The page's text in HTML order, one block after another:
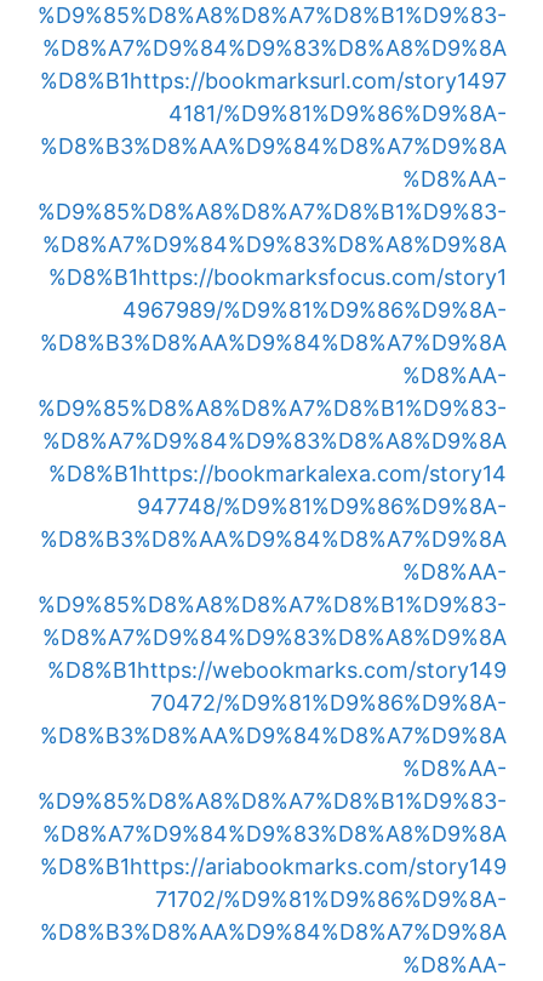
%D9%85%D8%A8%D8%A7%D8%B1%D9%83-
%D8%A7%D9%84%D9%83%D8%A8%D9%8A
%D8%B1https://bookmarksurl.com/story1497
4181/%D9%81%D9%86%D9%8A-
%D8%B3%D8%AA%D9%84%D8%A7%D9%8A
%D8%AA-
%D9%85%D8%A8%D8%A7%D8%B1%D9%83-
%D8%A7%D9%84%D9%83%D8%A8%D9%8A
%D8%B1https://bookmarksfocus.com/story1
4967989/%D9%81%D9%86%D9%8A-
%D8%B3%D8%AA%D9%84%D8%A7%D9%8A
%D8%AA-
%D9%85%D8%A8%D8%A7%D8%B1%D9%83-
%D8%A7%D9%84%D9%83%D8%A8%D9%8A
%D8%B1https://bookmarkalexa.com/story14
947748/%D9%81%D9%86%D9%8A-
%D8%B3%D8%AA%D9%84%D8%A7%D9%8A
%D8%AA-
%D9%85%D8%A8%D8%A7%D8%B1%D9%83-
%D8%A7%D9%84%D9%83%D8%A8%D9%8A
%D8%B1https://webookmarks.com/story149
70472/%D9%81%D9%86%D9%8A-
%D8%B3%D8%AA%D9%84%D8%A7%D9%8A
%D8%AA-
%D9%85%D8%A8%D8%A7%D8%B1%D9%83-
%D8%A7%D9%84%D9%83%D8%A8%D9%8A
%D8%B1https://ariabookmarks.com/story149
71702/%D9%81%D9%86%D9%8A-
%D8%B3%D8%AA%D9%84%D8%A7%D9%8A
%D8%AA-